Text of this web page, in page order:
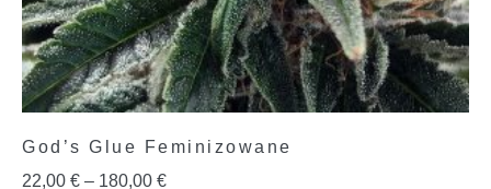
God’s Glue Feminizowane
22,00 € – 180,00 €